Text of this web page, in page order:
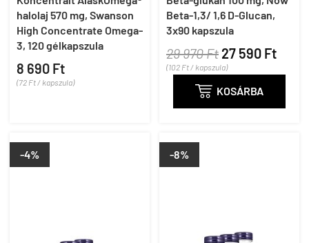
halolaj 570 mg, Swanson
High Concentrate Omega-
3, 120 gélkapszula
8 690 Ft
(72 Ft / kapszula)
Beta-1,3/ 1,6 D-Glucan,
3x90 kapszula
29 970 Ft 27 590 Ft
(102 Ft / kapszula)
 KOSÁRBA
-4% -8%